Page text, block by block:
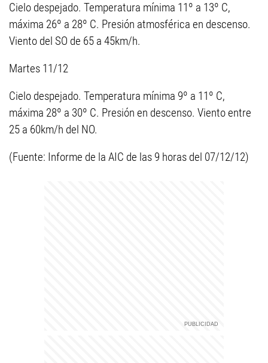
Cielo despejado. Temperatura mínima 11º a 13º C,
máxima 26º a 28º C. Presión atmosférica en descenso.
Viento del SO de 65 a 45km/h.
Martes 11/12
Cielo despejado. Temperatura mínima 9º a 11º C,
máxima 28º a 30º C. Presión en descenso. Viento entre
25 a 60km/h del NO.
(Fuente: Informe de la AIC de las 9 horas del 07/12/12)